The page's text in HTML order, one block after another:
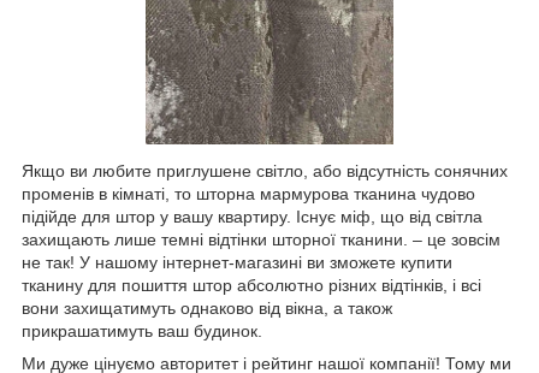
Якщо ви любите приглушене світло, або відсутність сонячних
променів в кімнаті, то шторна мармурова тканина чудово
підійде для штор у вашу квартиру. Існує міф, що від світла
захищають лише темні відтінки шторної тканини. – це зовсім
не так! У нашому інтернет-магазині ви зможете купити
тканину для пошиття штор абсолютно різних відтінків, і всі
вони захищатимуть однаково від вікна, а також
прикрашатимуть ваш будинок.
Ми дуже цінуємо авторитет і рейтинг нашої компанії! Тому ми